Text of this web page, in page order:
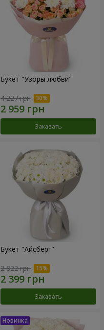
Букет "Узоры любви"
4 227 грн
Заказать
Букет "Айсберг"
2 822 грн
Заказать